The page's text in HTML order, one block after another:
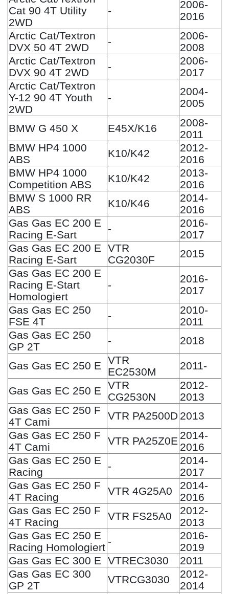
Cat 90 4T Utility
2WD
-
2006-
2016
Arctic Cat/Textron
DVX 50 4T 2WD
-
2006-
2008
Arctic Cat/Textron
DVX 90 4T 2WD
-
2006-
2017
Arctic Cat/Textron
Y-12 90 4T Youth
2WD
-
2004-
2005
BMW G 450 X E45X/K16
2008-
2011
BMW HP4 1000
ABS
K10/K42
2012-
2016
BMW HP4 1000
Competition ABS
K10/K42
2013-
2016
BMW S 1000 RR
ABS
K10/K46
2014-
2016
Gas Gas EC 200 E
Racing E-Sart
-
2016-
2017
Gas Gas EC 200 E
Racing E-Sart
VTR
CG2030F
2015
Gas Gas EC 200 E
Racing E-Start
Homologiert
-
2016-
2017
Gas Gas EC 250
FSE 4T
-
2010-
2011
Gas Gas EC 250
GP 2T
- 2018
Gas Gas EC 250 E
VTR
EC2530M
2011-
Gas Gas EC 250 E
VTR
CG2530N
2012-
2013
Gas Gas EC 250 F
4T Cami
VTR PA2500D 2013
Gas Gas EC 250 F
4T Cami
VTR PA25Z0E 2014-
2016
Gas Gas EC 250 E
Racing
-
2014-
2017
Gas Gas EC 250 F
4T Racing
VTR 4G25A0
2014-
2016
Gas Gas EC 250 F
4T Racing
VTR FS25A0
2012-
2013
Gas Gas EC 250 E
Racing Homologiert
-
2016-
2019
Gas Gas EC 300 E
VTREC3030
2011
Gas Gas EC 300
GP 2T
VTRCG3030
2012-
2014